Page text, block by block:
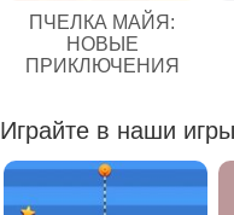
ПЧЕЛКА МАЙЯ:
НОВЫЕ
ПРИКЛЮЧЕНИЯ
Играйте в наши